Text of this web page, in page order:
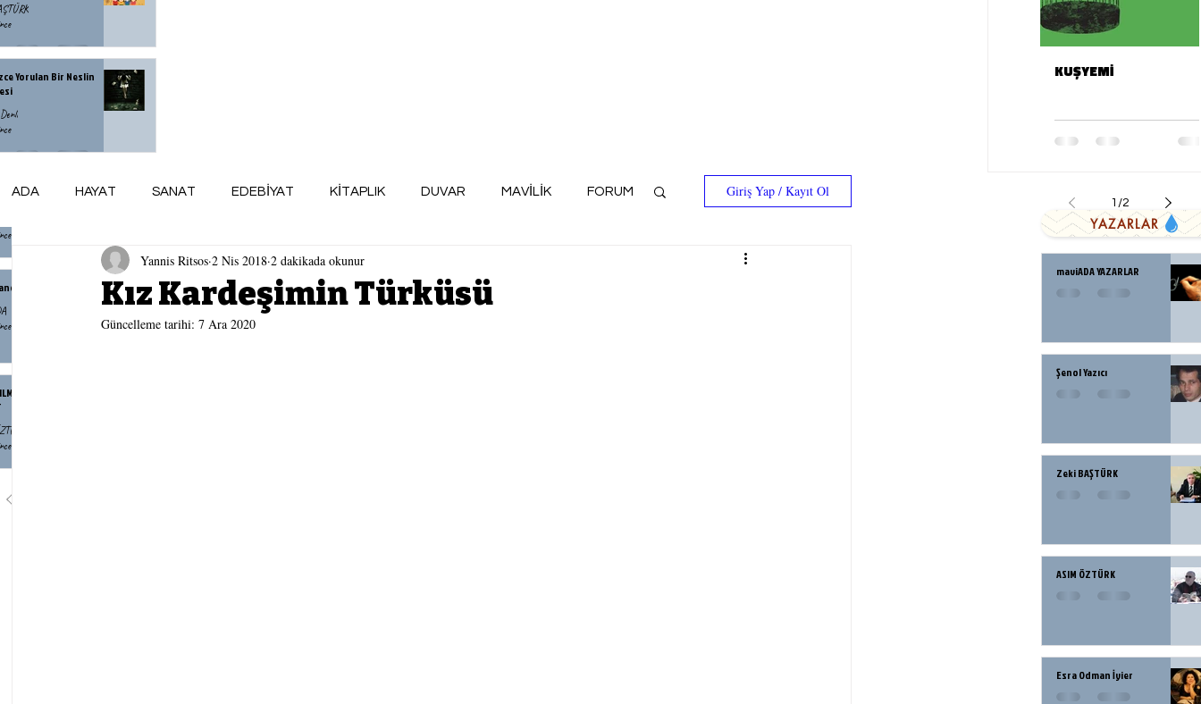
Yorulan Bir Neslin
Bilmiyordum
İsayeviç Soljenitsin
DUYGUSUDUR
ADA HAYAT SANAT EDEBİYAT KİTAPLIK DUVAR MAVİLİK FORUM
maviADA KÜNYE AY AYDINLIĞI
Giriş Yap / Kayıt Ol
Kız Kardeşimin Türküsü
Yannis Ritsos 2 Nis 2018 2 dakikada okunur
Güncelleme tarihi: 7 Ara 2020
YAZARLAR
maviADA YAZARLAR
Şenol Yazıcı
Zeki BAŞTÜRK
ASIM ÖZTÜRK
Esra Odman İyier
KUŞYEMİ
1 /2